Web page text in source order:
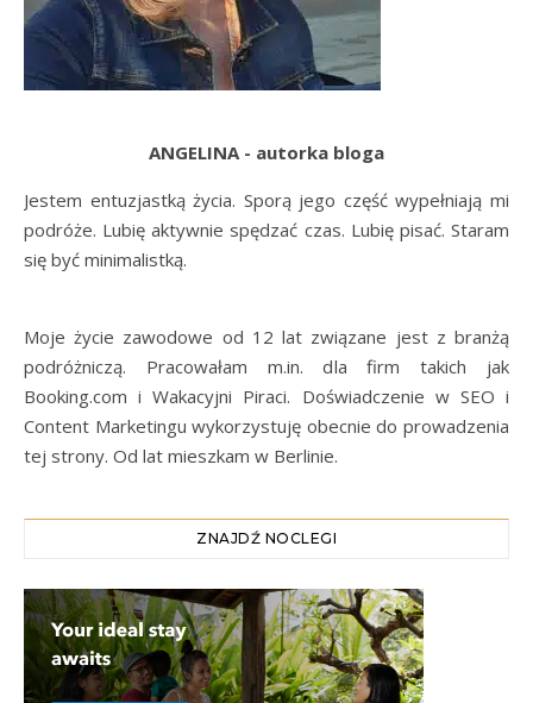
ANGELINA - autorka bloga
Jestem entuzjastką życia. Sporą jego część wypełniają mi
podróże. Lubię aktywnie spędzać czas. Lubię pisać. Staram
się być minimalistką.
Moje życie zawodowe od 12 lat związane jest z branżą
podróżniczą. Pracowałam m.in. dla firm takich jak
Booking.com i Wakacyjni Piraci. Doświadczenie w SEO i
Content Marketingu wykorzystuję obecnie do prowadzenia
tej strony. Od lat mieszkam w Berlinie.
ZNAJDŹ NOCLEGI